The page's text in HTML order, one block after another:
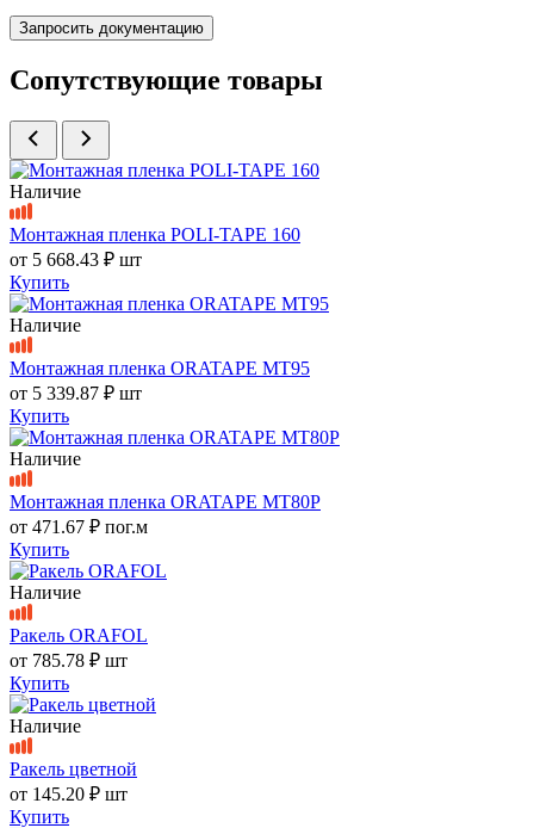
Запросить документацию
Сопутствующие товары
Наличие
Монтажная пленка POLI-TAPE 160
от 5 668.43 ₽ шт
Купить
Наличие
Монтажная пленка ORATAPE MT95
от 5 339.87 ₽ шт
Купить
Наличие
Монтажная пленка ORATAPE MT80P
от 471.67 ₽ пог.м
Купить
Наличие
Ракель ORAFOL
от 785.78 ₽ шт
Купить
Наличие
Ракель цветной
от 145.20 ₽ шт
Купить